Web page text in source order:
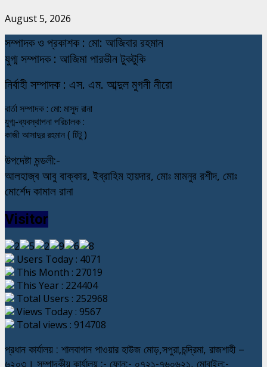
August 5, 2026
সম্পাদক ও প্রকাশক : মো: আজিবার রহমান
যুগ্ম সম্পাদক : আজিমা পারভীন টুকটুকি
নির্বাহী সম্পাদক : এস. এম. আব্দুল মুগনী নীরো
বার্তা সম্পাদক : মো: মাসুদ রানা
যুগ্ম-ব্যবস্থাপনা পরিচালক :
কাজী আসাদুর রহমান ( টিটু )
উপদেষ্টা মন্ডলী:-
আলহাজ্ব আবু বাক্কার, ইব্রাহিম হায়দার, মোঃ মামনুর রশীদ, মোঃ
মোর্শেদ কামাল রানা
Visitor
Users Today : 4071
This Month : 27019
This Year : 224404
Total Users : 252968
Views Today : 9567
Total views : 914708
প্রধান কার্যালয় : শালবাগান পাওয়ার হাউজ মোড়,সপুরা,চন্দ্রিমা, রাজশাহী –
৬২০৩। সম্পাদকীয় কার্যালয় :- ফোন:- ০৭২১-৭৬০৬২১, মোবাইল:-